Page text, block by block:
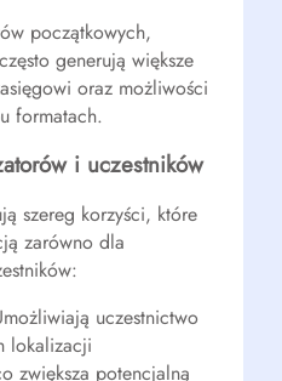
początkowych,
generują większe
oraz możliwości
formatach.
i uczestników
szereg korzyści, które
zarówno dla
uczestnictwo
lokalizacji
zwiększa potencjalną